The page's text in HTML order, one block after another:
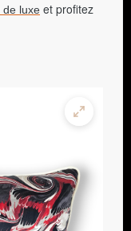
de luxe et profitez